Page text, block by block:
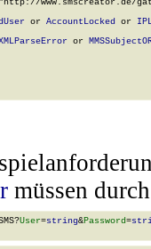
www.smscreator.de/
or AccountLocked or
or
müssen
User=string&Password=